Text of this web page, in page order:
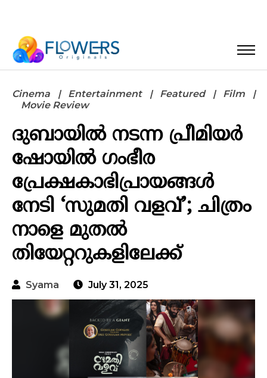
Cinema Entertainment Featured
Film
Movie Review
ദുബായിൽ നടന്ന പ്രീമിയർ
ഷോയിൽ ഗംഭീര
പ്രേക്ഷകാഭിപ്രായങ്ങൾ
നേടി ‘സുമതി വളവ്’; ചിത്രം
നാളെ മുതൽ
തിയേറ്ററുകളിലേക്ക്
Syama July 31, 2025